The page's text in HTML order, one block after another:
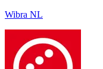
Wibra NL